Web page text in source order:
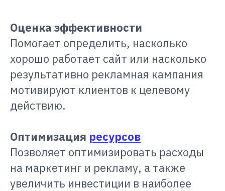
Оценка эффективности
Помогает определить, насколько
хорошо работает сайт или насколько
результативно рекламная кампания
мотивируют клиентов к целевому
действию.
Оптимизация ресурсов
Позволяет оптимизировать расходы
на маркетинг и рекламу, а также
увеличить инвестиции в наиболее